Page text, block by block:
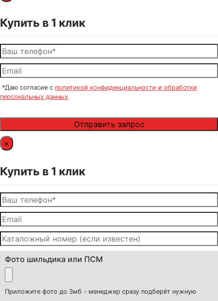
Купить в 1 клик
*Даю согласие с политикой конфиденциальности и обработки
персональных данных
×
Купить в 1 клик
Фото шильдика или ПСМ
Приложите фото до 3мб - менеджер сразу подберёт нужную